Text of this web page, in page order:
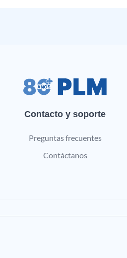
Contacto y soporte
Preguntas frecuentes
Contáctanos